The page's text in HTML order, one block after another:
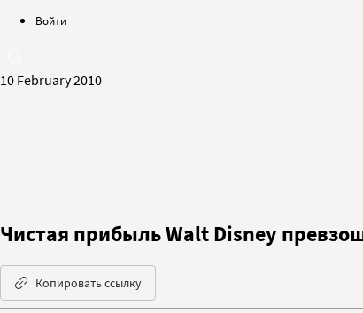
Войти
10 February 2010
Чистая прибыль Walt Disney
Копировать ссылку